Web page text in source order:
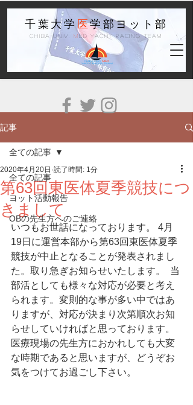
千葉大学 医学部ヨット部
Chiba Univ. M ed Yacht Racing Team
記事
全ての記事
ヨット活動報告
OBの先生方へのご連絡
全ての記事
第63回東医体夏季競技につ
きまして
2020年4月20日 読了時間: 1分
いつもお世話になっております。 4月
19日に運営本部から第63回東医体夏季
競技が中止となることが発表されまし
た。取り急ぎお知らせいたします。  当
部活としても様々な対応が必要と考え
られます。変則的な事が多い中ではあ
りますが、対応が決まり次第順次お知
らせしていければと思っております。
医療現場の先生方におかれしても大変
な時期であると思いますが、どうぞお
気をつけてお過ごし下さい。